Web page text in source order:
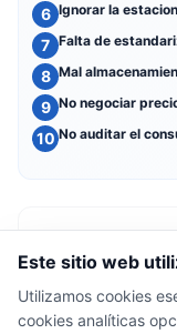
Ignorar la
Falta de
Mal
No negociar
No auditar el
Tres preguntas,
Este sitio web
Utilizamos cookies
cookies analíticas